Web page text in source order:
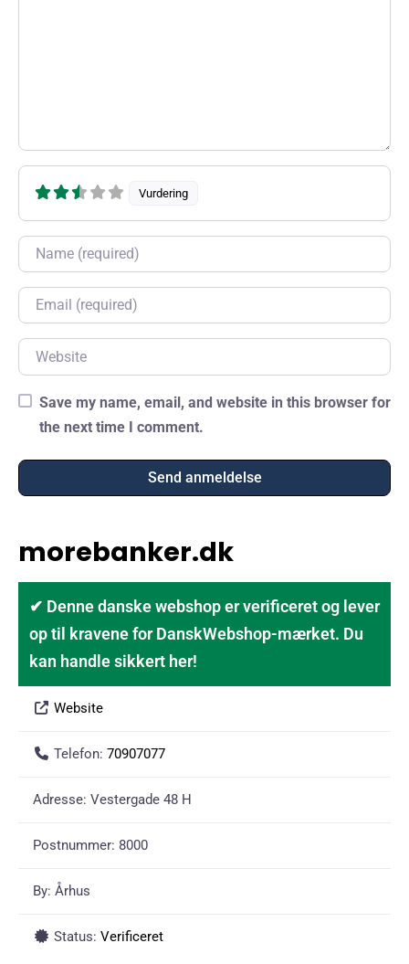
Vurdering
Name
Email
Website
Save my name, email, and website in this browser for
the next time I comment.
morebanker.dk
✔ Denne danske webshop er verificeret og lever
op til kravene for DanskWebshop-mærket. Du
kan handle sikkert her!
Website
Telefon: 70907077
Adresse: Vestergade 48 H
Postnummer: 8000
By: Århus
Status: Verificeret